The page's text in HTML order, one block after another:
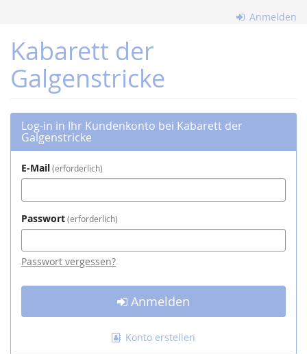
Inhalt
springen
Anmelden
Kabarett der
Galgenstricke
Log-in in Ihr Kundenkonto bei Kabarett der
Galgenstricke
E-Mail erforderlich
Passwort erforderlich
Passwort vergessen?
Anmelden
Konto erstellen